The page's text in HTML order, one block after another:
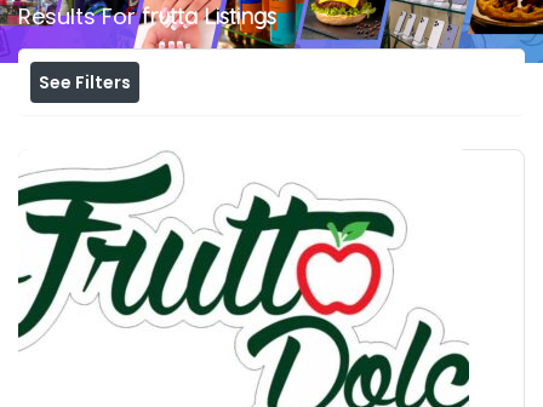
Results Forfrutta Listings
See Filters